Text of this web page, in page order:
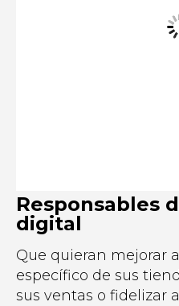
Responsables
digital
Que quieran mejorar
específico de sus
sus ventas o fidelizar